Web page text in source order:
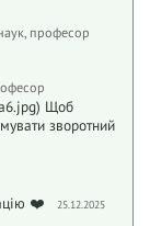
професор
Щоб
зворотний
❤️
25.12.2025